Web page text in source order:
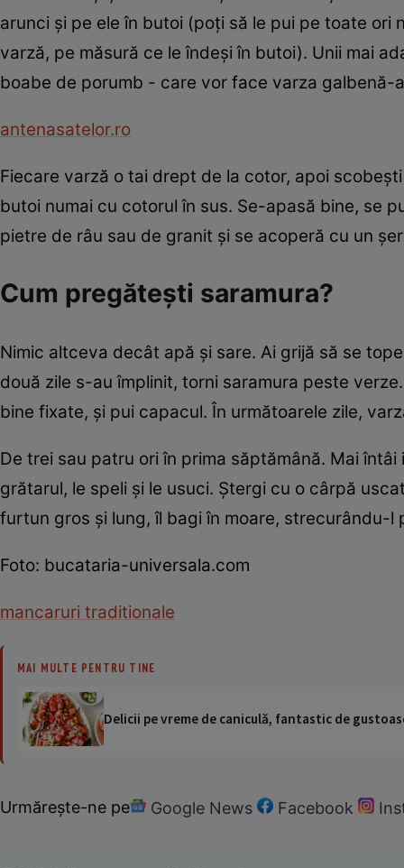
arunci şi pe ele în butoi (poţi să le pui pe toate
varză, pe măsură ce le îndeşi în butoi). Unii mai
boabe de porumb - care vor face varza galbenă-
antenasatelor.ro
Fiecare varză o tai drept de la cotor, apoi
butoi numai cu cotorul în sus. Se-apasă bine, se
pietre de râu sau de granit şi se acoperă cu un
Cum pregăteşti saramura?
Nimic altceva decât apă şi sare. Ai grijă să se
două zile s-au împlinit, torni saramura peste
bine fixate, şi pui capacul. În următoarele zile,
De trei sau patru ori în prima săptămână. Mai
grătarul, le speli şi le usuci. Ştergi cu o cârpă
furtun gros şi lung, îl bagi în moare, strecurându-l
Foto: bucataria-universala.com
mancaruri traditionale
MAI MULTE PENTRU TINE
Delicii pe vreme de caniculă, fantastic de
Urmărește-ne pe Google News Facebook